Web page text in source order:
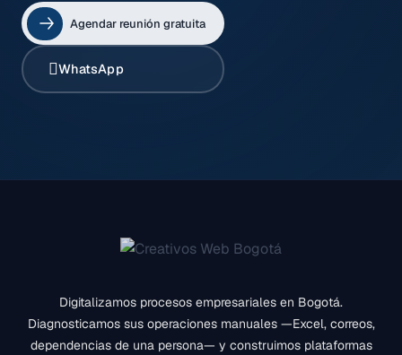
Agendar reunión gratuita
WhatsApp
Digitalizamos procesos empresariales en Bogotá.
Diagnosticamos sus operaciones manuales —Excel, correos,
dependencias de una persona— y construimos plataformas